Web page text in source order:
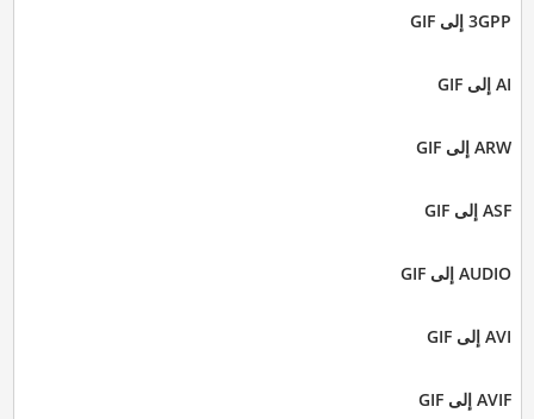
3GPP إلى GIF
AI إلى GIF
ARW إلى GIF
ASF إلى GIF
AUDIO إلى GIF
AVI إلى GIF
AVIF إلى GIF